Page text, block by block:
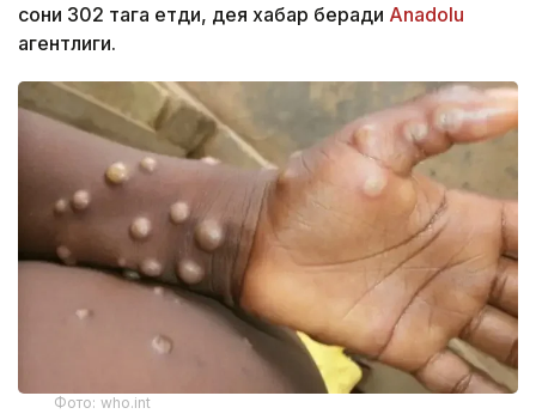
сони 302 тага етди, дея хабар беради Аnadolu
агентлиги.
Фото: who.int